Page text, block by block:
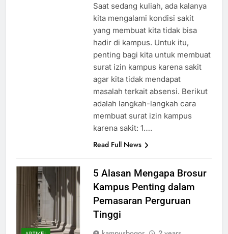
Surat Izin Kampus Karena Sakit
Saat sedang kuliah, ada kalanya
kita mengalami kondisi sakit
yang membuat kita tidak bisa
hadir di kampus. Untuk itu,
penting bagi kita untuk membuat
surat izin kampus karena sakit
agar kita tidak mendapat
masalah terkait absensi. Berikut
adalah langkah-langkah cara
membuat surat izin kampus
5 Alasan Mengapa Brosur
Kampus Penting dalam
Pemasaran Perguruan
Tinggi